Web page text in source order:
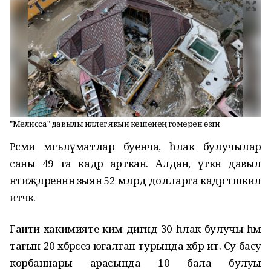
"Мелисса" давылы иллегә якын кешенең гомерен өзгән
Рәсмимәгълүматлар
буенча, һәлак булучылар
саны 49 га кадәр арткан. Алдан, үткән давыл
нәтиҗәләреннән зыян52 млрд долларга кадәр тәшкил
итәчәк.
Гаити хакимияте ким дигәндә 30 һәлак булучы һәм
тагын 20 хәбәрсез югалган турында хәбәр итә. Су басу
корбаннары
арасында
10 бала булуы